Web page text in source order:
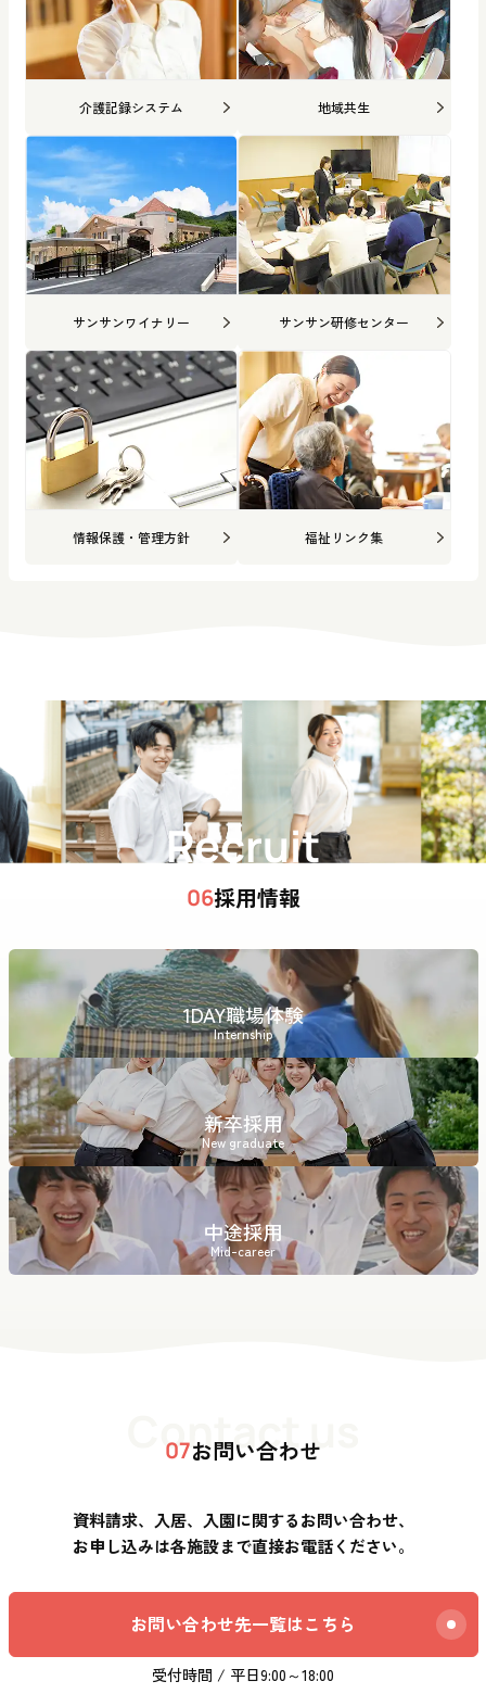
介護記録システム 地域共生
サンサンワイナリー サンサン研修センター
情報保護・管理方針 福祉リンク集
Recruit
06採用情報
1DAY職場体験
Internship
新卒採用
New graduate
中途採用
Mid-career
Contact us
07お問い合わせ
資料請求、入居、入園に関するお問い合わせ、
お申し込みは各施設まで直接お電話ください。
お問い合わせ先一覧はこちら
受付時間 / 平日9:00～18:00